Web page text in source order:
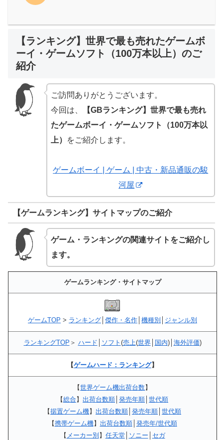
【ランキング】世界で最も売れたゲームボ
ーイ・ゲームソフト（100万本以上）のご
紹介
ご訪問ありがとうございます。
今回は、
【GBランキング】世界で最も売れ
たゲームボーイ・ゲームソフト（100万本以
上）
をご紹介します。
ゲームボーイ | ゲーム | 中古・新品通販の駿
河屋
【ゲームランキング】サイトマップのご紹介
ゲーム・ランキングの関連サイトをご紹介し
ます。
ゲームランキング・サイトマップ
ゲームTOP > ランキング 傑作・名作 機種別 ジャンル別
ランキングTOP ＞ ハード ソフト (売上(世界 国内)│ 海外評価)
【ゲームハード：ランキング】
【世界ゲーム機出荷台数】
【総合】 出荷台数順 発売年順 世代順
【据置ゲーム機】 出荷台数順 発売年順 世代順
【携帯ゲーム機】 出荷台数順│ 発売年/世代順
【 メーカー別 】 任天堂│ ソニー セガ